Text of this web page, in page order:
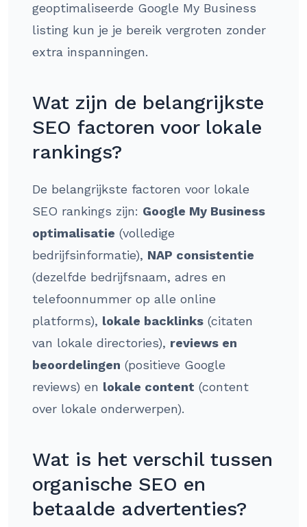
geoptimaliseerde Google My Business
listing kun je je bereik vergroten zonder
extra inspanningen.
Wat zijn de belangrijkste
SEO factoren voor lokale
rankings?
De belangrijkste factoren voor lokale
SEO rankings zijn: Google My Business
optimalisatie (volledige
bedrijfsinformatie), NAP consistentie
(dezelfde bedrijfsnaam, adres en
telefoonnummer op alle online
platforms), lokale backlinks (citaten
van lokale directories), reviews en
beoordelingen (positieve Google
reviews) en lokale content (content
over lokale onderwerpen).
Wat is het verschil tussen
organische SEO en
betaalde advertenties?